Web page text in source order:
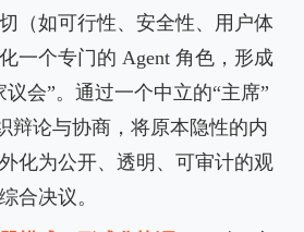
（如可行性、安全性、用户体
一个专门的 Agent 角色，形成
议会”。通过一个中立的“主席”
辩论与协商，将原本隐性的内
化为公开、透明、可审计的观
合决议。